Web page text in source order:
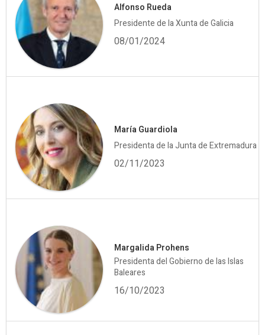
Alfonso Rueda
Presidente de la Xunta de Galicia
08/01/2024
María Guardiola
Presidenta de la Junta de Extremadura
02/11/2023
Margalida Prohens
Presidenta del Gobierno de las Islas
Baleares
16/10/2023